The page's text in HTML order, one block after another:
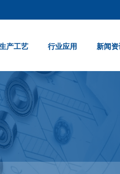
产工艺 行业应用 新闻